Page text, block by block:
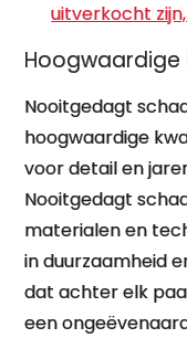
uitverkocht
Nooitgedagt
hoogwaardige
voor detail en
Nooitgedagt
materialen en
in duurzaamheid
dat achter elk
een